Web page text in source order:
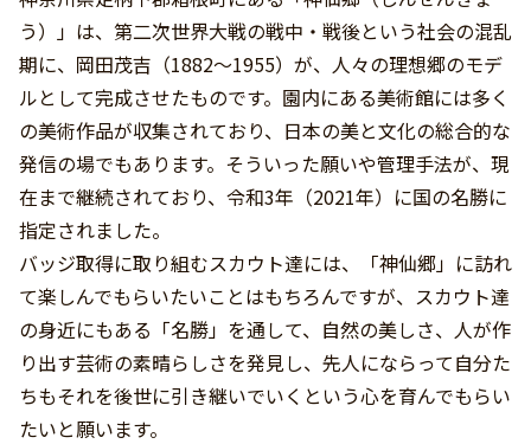
う）」は、第二次世界大戦の戦中・戦後という社会の混乱
期に、岡田茂吉（1882～1955）が、人々の理想郷のモデ
ルとして完成させたものです。園内にある美術館には多く
の美術作品が収集されており、日本の美と文化の総合的な
発信の場でもあります。そういった願いや管理手法が、現
在まで継続されており、令和3年（2021年）に国の名勝に
指定されました。
バッジ取得に取り組むスカウト達には、「神仙郷」に訪れ
て楽しんでもらいたいことはもちろんですが、スカウト達
の身近にもある「名勝」を通して、自然の美しさ、人が作
り出す芸術の素晴らしさを発見し、先人にならって自分た
ちもそれを後世に引き継いでいくという心を育んでもらい
たいと願います。